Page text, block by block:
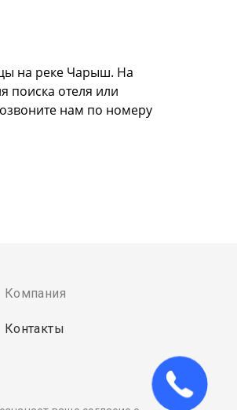
на реке Чарыш. На
поиска отеля или
нам по номеру
Компания
Контакты